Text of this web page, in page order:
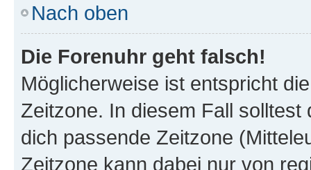
Nach oben
Die Forenuhr geht falsch!
Möglicherweise ist entspricht
Zeitzone. In diesem Fall solltest
dich passende Zeitzone
Zeitzone kann dabei nur von